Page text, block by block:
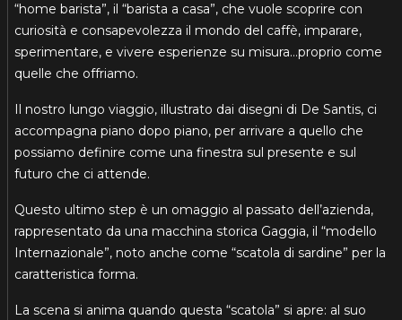
“home barista”, il “barista a casa”, che vuole scoprire con
curiosità e consapevolezza il mondo del caffè, imparare,
sperimentare, e vivere esperienze su misura…proprio come
quelle che offriamo.
Il nostro lungo viaggio, illustrato dai disegni di De Santis, ci
accompagna piano dopo piano, per arrivare a quello che
possiamo definire come una finestra sul presente e sul
futuro che ci attende.
Questo ultimo step è un omaggio al passato dell’azienda,
rappresentato da una macchina storica Gaggia, il “modello
Internazionale”, noto anche come “scatola di sardine” per la
caratteristica forma.
La scena si anima quando questa “scatola” si apre: al suo